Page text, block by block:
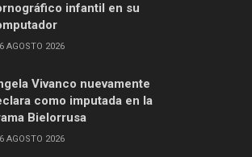
infantil en su
6 AGOSTO 2026
Vivanco nuevamente
como imputada en la
Bielorrusa
6 AGOSTO 2026